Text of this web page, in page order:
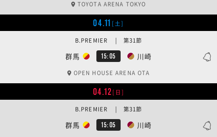
TOYOTA ARENA TOKYO
04.11 [土]
群馬 15:05 川崎
B.PREMIER | 第31節
OPEN HOUSE ARENA OTA
04.12[日]
群馬 15:05 川崎
B.PREMIER | 第31節